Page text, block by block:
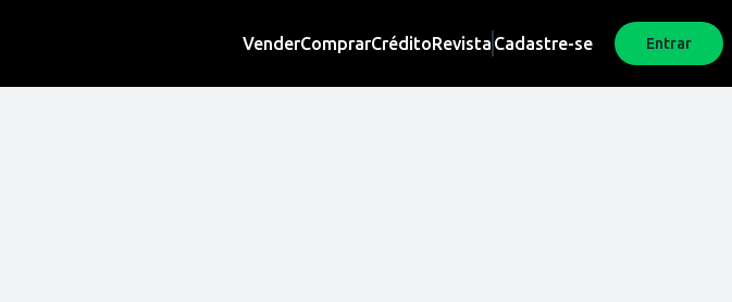
VenderComprarCréditoRevista Cadastre-se Entrar